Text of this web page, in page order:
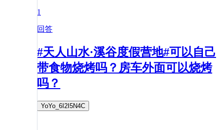
1
回答
#天人山水·溪谷度假营地#可以自己
带食物烧烤吗？房车外面可以烧烤
吗？
YoYo_6I2I5N4C